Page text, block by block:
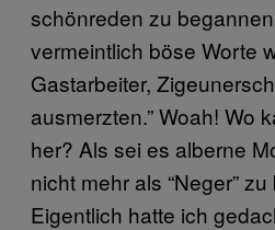
schönreden zu
vermeintlich böse Worte
Gastarbeiter,
ausmerzten.” Woah! Wo
her? Als sei es alberne
nicht mehr als “Neger”
Eigentlich hatte ich